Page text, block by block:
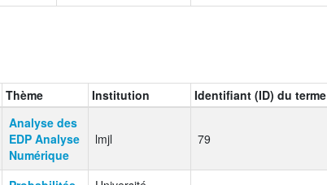
Thème Institution Identifiant (ID) du terme
Analyse des
EDP Analyse
Numérique
lmjl 79